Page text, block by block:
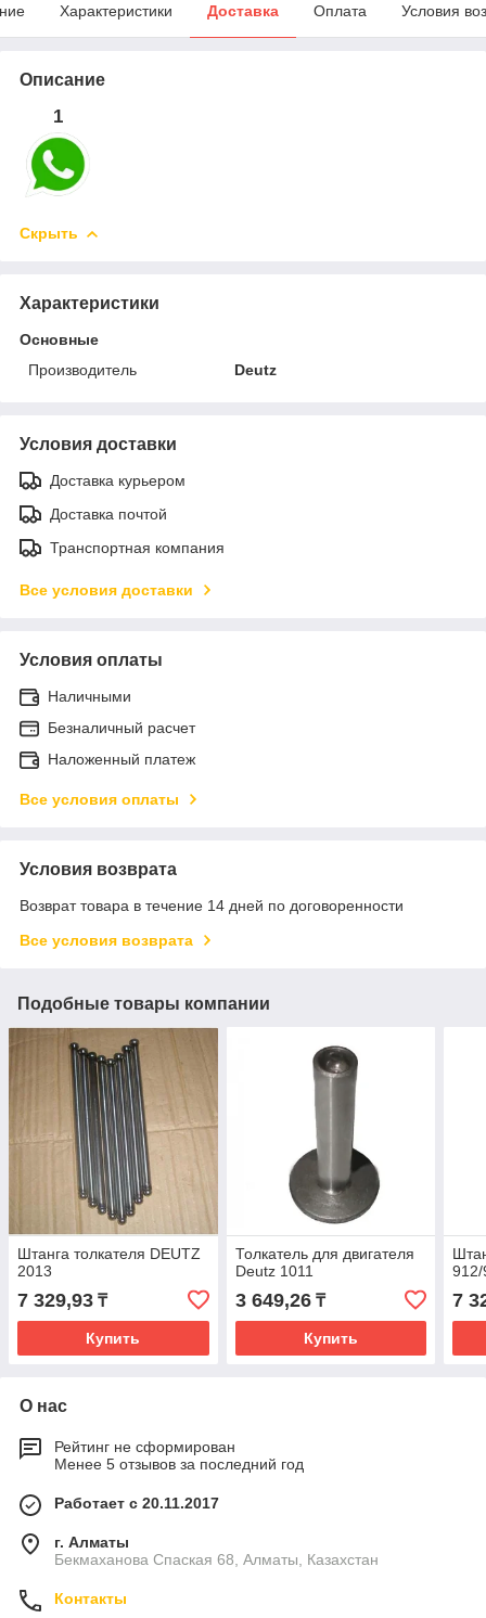
Характеристики Доставка Оплата Условия
Описание
1
Скрыть
Характеристики
Основные
Производитель
Deutz
Условия доставки
Доставка курьером
Доставка почтой
Транспортная компания
Все условия доставки
Условия оплаты
Наличными
Безналичный расчет
Наложенный платеж
Все условия оплаты
Условия возврата
Возврат товара в течение 14 дней по договоренности
Все условия возврата
Подобные товары компании
Штанга толкателя DEUTZ
2013
7 329,93 ₸
Купить
Толкатель для двигателя
Deutz 1011
3 649,26₸
Купить
7
О нас
Рейтинг не сформирован
Менее 5 отзывов за последний год
Работает с 20.11.2017
г. Алматы
Бекмаханова Спаская 68, Алматы, Казахстан
Контакты